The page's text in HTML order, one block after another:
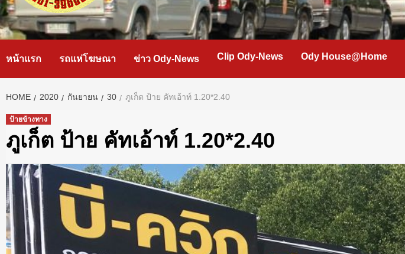
หน้าแรก รถแห่โฆษณา ข่าว Ody-News Clip Ody-News Ody House@Home
HOME 2020 กันยายน 30 ภูเก็ต ป้าย คัทเอ้าท์ 1.20*2.40
ป้ายข้างทาง
ภูเก็ต ป้าย คัทเอ้าท์ 1.20*2.40